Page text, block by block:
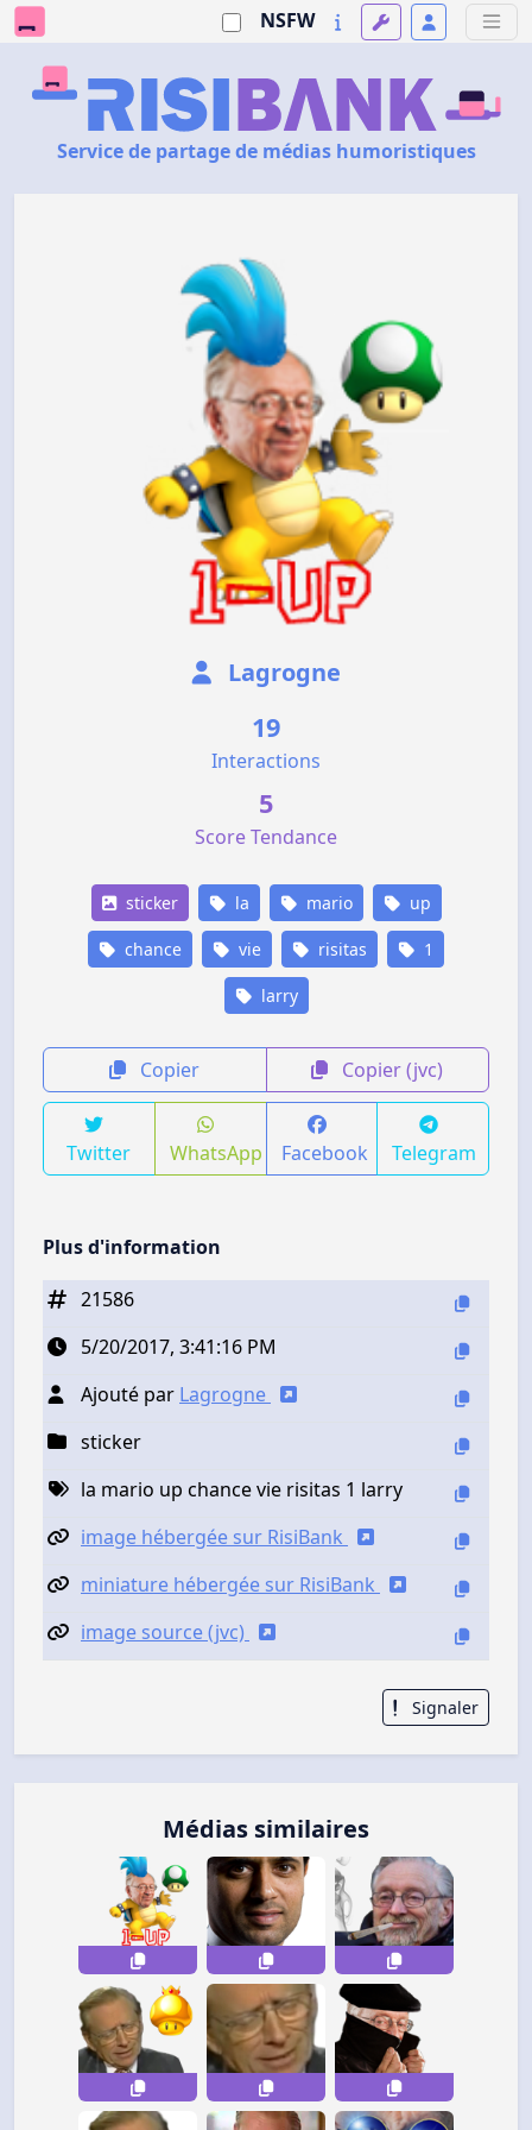
NSFW
Service de partage de médias humoristiques
Lagrogne
19
Interactions
5
Score Tendance
sticker la mario up
chance vie risitas 1
larry
Copier Copier (jvc)
Twitter WhatsApp Facebook Telegram
Plus d'information
21586
5/20/2017, 3:41:16 PM
Ajouté par Lagrogne
sticker
la mario up chance vie risitas 1 larry
image hébergée sur RisiBank
miniature hébergée sur RisiBank
image source (jvc)
Signaler
Médias similaires